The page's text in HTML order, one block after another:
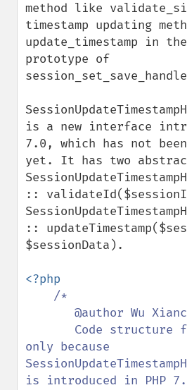
method like
timestamp updating
update_timestamp in the
prototype of
is a new interface
7.0, which has not been
yet. It has two
::
::
$sessionData).
<?php
/*
only because
is introduced in PHP